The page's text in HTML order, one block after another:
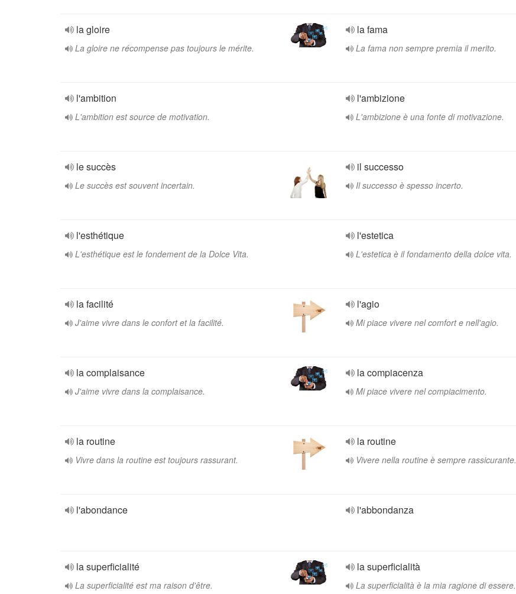
la gloire
La gloire ne récompense pas toujours le mérite.
la fama
La fama non sempre premia il merito.
l'ambition
L'ambition est source de motivation.
l'ambizione
L'ambizione è una fonte di motivazione.
le succès
Le succès est souvent incertain.
il successo
Il successo è spesso incerto.
l'esthétique
L'esthétique est le fondement de la Dolce Vita.
l'estetica
L'estetica è il fondamento della dolce vita.
la facilité
J'aime vivre dans le confort et la facilité.
l'agio
Mi piace vivere nel comfort e nell'agio.
la complaisance
J'aime vivre dans la complaisance.
la compiacenza
Mi piace vivere nel compiacimento.
la routine
Vivre dans la routine est toujours rassurant.
la routine
Vivere nella routine è sempre rassicurante.
l'abondance l'abbondanza
la superficialité
La superficialité est ma raison d'être.
la superficialità
La superficialità è la mia ragione di essere.